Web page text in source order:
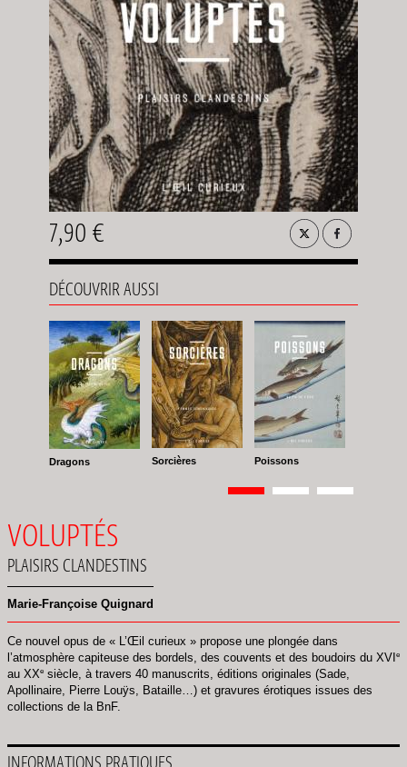
7,90 €
DÉCOUVRIR AUSSI
Dragons Sorcières Poissons
Pagination
Page
1 Page
2 Page
3
VOLUPTÉS
PLAISIRS CLANDESTINS
Marie-Françoise Quignard
Ce nouvel opus de « L’Œil curieux » propose une plongée dans
l’atmosphère capiteuse des bordels, des couvents et des boudoirs du XVI e
au XXe siècle, à travers 40 manuscrits, éditions originales (Sade,
Apollinaire, Pierre Louÿs, Bataille…) et gravures érotiques issues des
collections de la BnF.